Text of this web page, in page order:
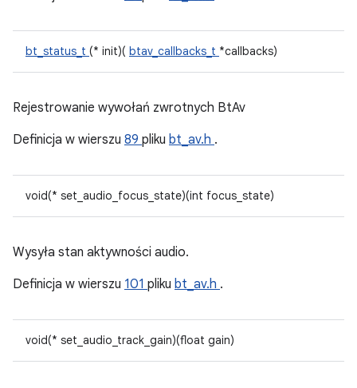
bt_status_t (* init)( btav_callbacks_t *callbacks)
Rejestrowanie wywołań zwrotnych BtAv
Definicja w wierszu 89 pliku bt_av.h .
void(* set_audio_focus_state)(int focus_state)
Wysyła stan aktywności audio.
Definicja w wierszu 101 pliku bt_av.h .
void(* set_audio_track_gain)(float gain)